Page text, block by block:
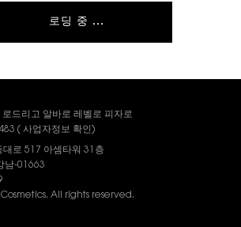
로딩 중 ...
드리고 알바로 레벨로 피자로
( 사업자정보 확인)
대로 517 아셈타워 31층
남-01663
All rights reserved.